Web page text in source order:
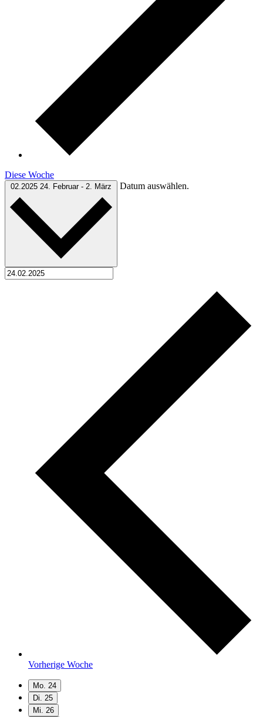
Diese Woche
02.2025 24. Februar - 2. März Datum auswählen.
Vorherige Woche
Mo. 24
Di. 25
Mi. 26